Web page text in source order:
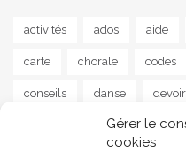
Gérer le
cookies
activités ados aide
carte chorale codes
conseils danse
instrument